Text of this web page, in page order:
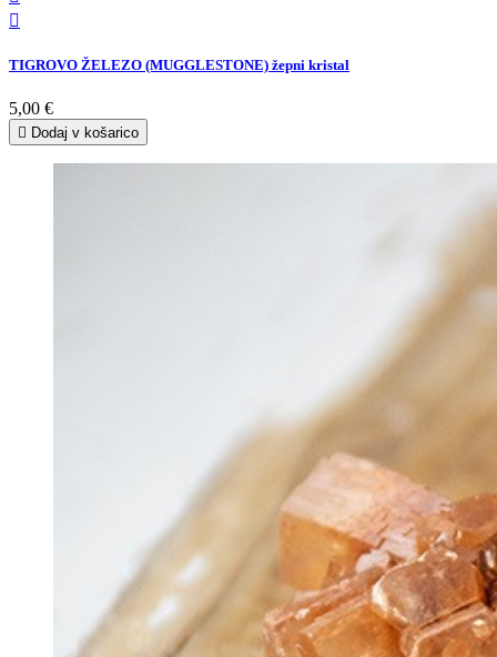

TIGROVO ŽELEZO (MUGGLESTONE) žepni kristal
5,00 €
 Dodaj v košarico